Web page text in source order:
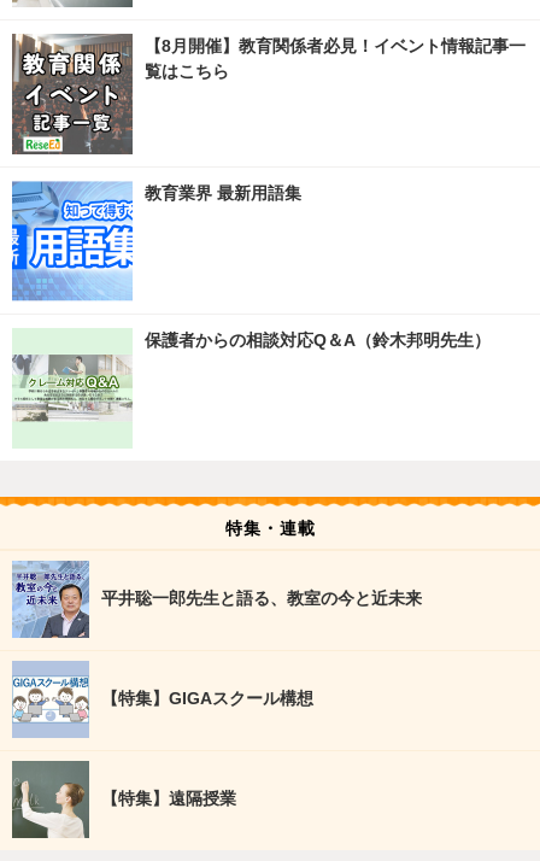
【8月開催】教育関係者必見！イベント情報記事一
覧はこちら
教育業界 最新用語集
保護者からの相談対応Q＆A（鈴木邦明先生）
特集・連載
平井聡一郎先生と語る、教室の今と近未来
【特集】GIGAスクール構想
【特集】遠隔授業